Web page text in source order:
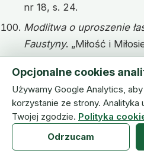
nr 18, s. 24.
Modlitwa o uproszenie
Faustyny. „Miłość i
10.
Modlitwa św. Faustyny o
miłosierdzia wobec
nr 12, s. 24.
Modlitwa św. Faustyny
Miłosierdzia 2002, nr 70,
Opcjonalne cookies
Używamy Google Analytics,
korzystanie ze strony. Analityka
Twojej zgodzie. Polityka
Odrzucam